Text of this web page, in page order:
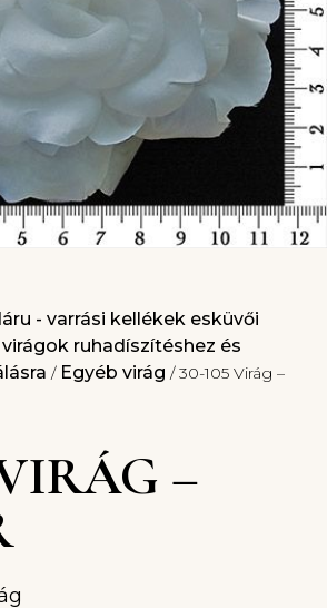
- varrási kellékek esküvői
ruhadíszítéshez és
/ Egyéb virág / 30-105 Virág –
–